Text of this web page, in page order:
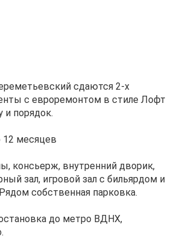
сдаются 2-х
с евроремонтом в стиле Лофт
и порядок.
12 месяцев
консьерж, внутренний дворик,
зал, игровой зал с бильярдом и
собственная парковка.
до метро ВДНХ,